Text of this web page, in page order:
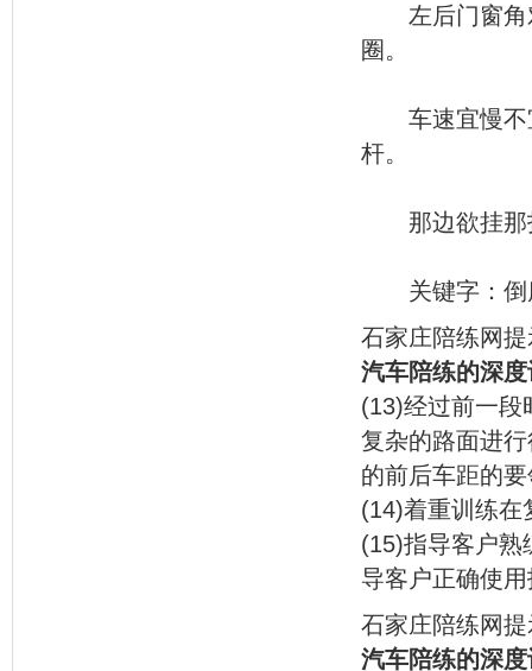
左后门窗角对
圈。
车速宜慢不宜
杆。
那边欲挂那
关键字：倒
石家庄陪练网
汽车陪练的深
(13)经过前一段
复杂的路面进
的前后车距的
(14)着重训练在
(15)指导客户熟
导客户正确使
石家庄陪练网
汽车陪练的深